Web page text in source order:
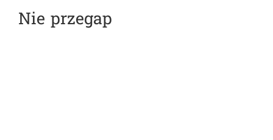
Nie przegap